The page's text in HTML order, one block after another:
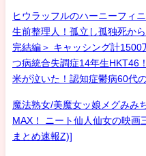
ヒウラッフルのハーニーフィ
生前整理人！孤立し孤独死か
完結編＞ キャッシング計1500
つ病統合失調症14年生HKT46
米が泣いた！認知症鬱病60代
魔法熟女/美魔女ッ娘メグみみ
MAX！ ニート仙人仙女の映画
まとめ速報Z)]